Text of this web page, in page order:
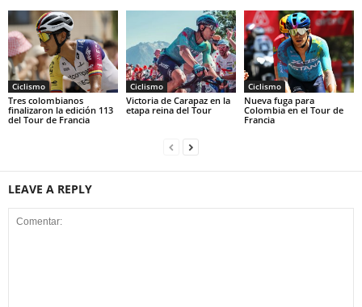
Ciclismo
Tres colombianos
finalizaron la edición 113
del Tour de Francia
Ciclismo
Victoria de Carapaz en la
etapa reina del Tour
Ciclismo
Nueva fuga para
Colombia en el Tour de
Francia
LEAVE A REPLY